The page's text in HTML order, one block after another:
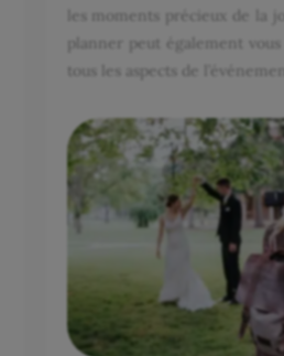
les moments précieux de la
planner peut également
tous les aspects de